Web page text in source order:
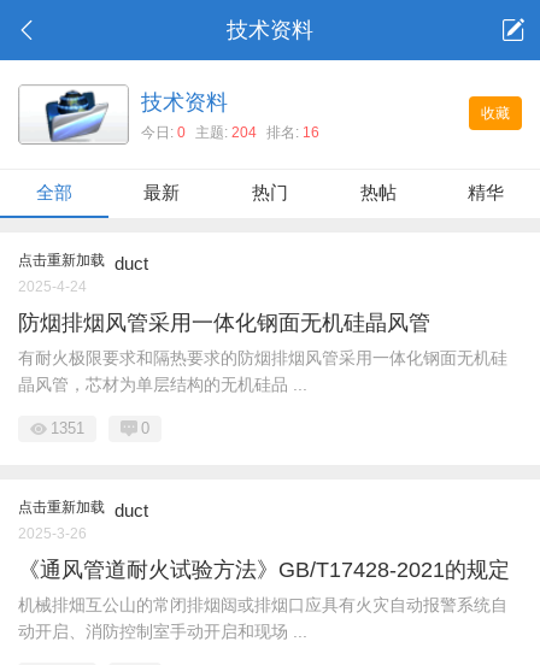
技术资料
收藏
技术资料
今日:0 主题:204 排名: 16
全部 最新 热门 热帖 精华
点击重新加载 duct
2025-4-24
防烟排烟风管采用一体化钢面无机硅晶风管
有耐火极限要求和隔热要求的防烟排烟风管采用一体化钢面无机硅
晶风管，芯材为单层结构的无机硅品 ...
1351 0
点击重新加载 duct
2025-3-26
《通风管道耐火试验方法》GB/T17428-2021的规定
机械排畑互公山的常闭排烟闼或排烟口应具有火灾自动报警系统自
动开启、消防控制室手动开启和现场 ...